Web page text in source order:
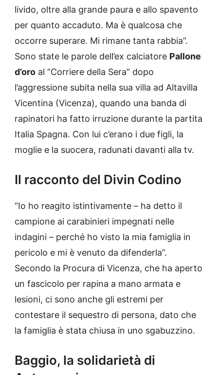
livido, oltre alla grande paura e allo spavento
per quanto accaduto. Ma è qualcosa che
occorre superare. Mi rimane tanta rabbia”.
Sono state le parole dell’ex calciatore Pallone
d’oro al “Corriere della Sera” dopo
l’aggressione subita nella sua villa ad Altavilla
Vicentina (Vicenza), quando una banda di
rapinatori ha fatto irruzione durante la partita
Italia Spagna. Con lui c’erano i due figli, la
moglie e la suocera, radunati davanti alla tv.
Il racconto del Divin Codino
“Io ho reagito istintivamente – ha detto il
campione ai carabinieri impegnati nelle
indagini – perché ho visto la mia famiglia in
pericolo e mi è venuto da difenderla”.
Secondo la Procura di Vicenza, che ha aperto
un fascicolo per rapina a mano armata e
lesioni, ci sono anche gli estremi per
contestare il sequestro di persona, dato che
la famiglia è stata chiusa in uno sgabuzzino.
Baggio, la solidarietà di